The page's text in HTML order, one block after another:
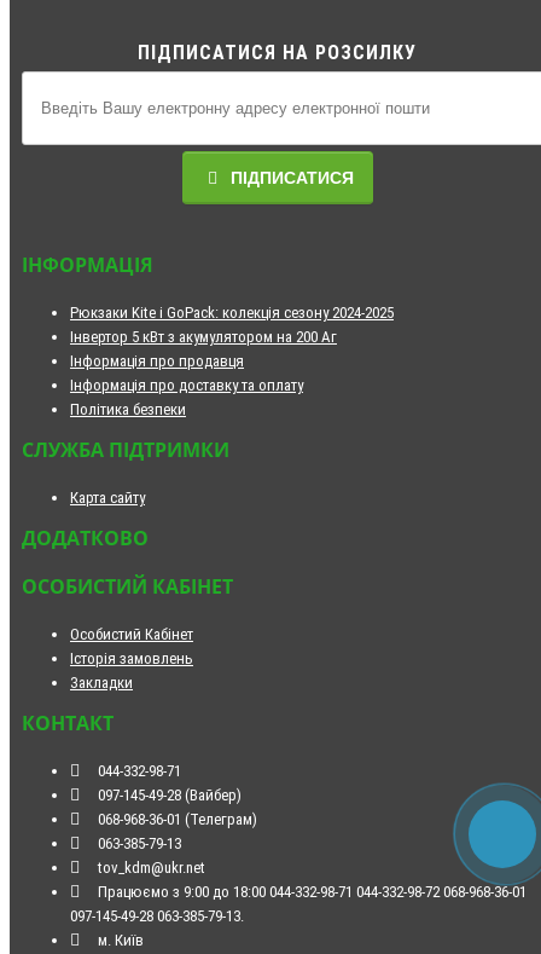
ПІДПИСАТИСЯ НА РОЗСИЛКУ
ПІДПИСАТИСЯ
ІНФОРМАЦІЯ
Рюкзаки Kite і GoPack: колекція сезону 2024-2025
Інвертор 5 кВт з акумулятором на 200 Аг
Інформація про продавця
Інформація про доставку та оплату
Політика безпеки
СЛУЖБА ПІДТРИМКИ
Карта сайту
ДОДАТКОВО
ОСОБИСТИЙ КАБІНЕТ
Особистий Кабінет
Історія замовлень
Закладки
КОНТАКТ
044-332-98-71
097-145-49-28 (Вайбер)
068-968-36-01 (Телеграм)
063-385-79-13
tov_kdm@ukr.net
Працюємо з 9:00 до 18:00 044-332-98-71 044-332-98-72 068-968-36-01
097-145-49-28 063-385-79-13.
м. Київ